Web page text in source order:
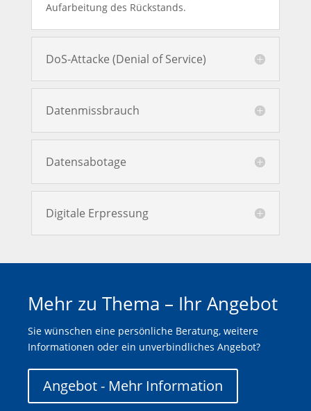
Aufarbeitung des Rückstands.
DoS-Attacke (Denial of Service)
Datenmissbrauch
Datensabotage
Digitale Erpressung
Mehr zu Thema – Ihr Angebot
Sie wünschen eine persönliche Beratung, weitere
Informationen oder ein unverbindliches Angebot?
Angebot - Mehr Information